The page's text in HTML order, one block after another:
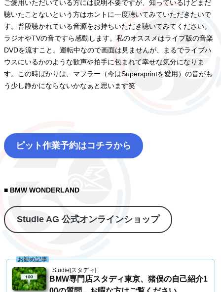
ご愛用いただいている方には説明不要ですが、知っているけどまだ
聴いたことないという方はホントに一度聴いてみていただきたいで
す。普段聴かれている音源をお持ちいただき聴いてみてください。
ラジオやTVの音ですら感動します。私のオススメはライブ版の音楽
DVDを流すこと。運転中なので画面は見ませんが、まるでライブハ
ウスにいるかのような歓声や拍手に包まれて幸せな気分になりま
す。この時ばかりは、マフラー（今はSupersprintを愛用）の音がも
う少し静かにならないかなぁと思います笑
ピット作業予約はコチラから
■ BMW WONDERLAND
Studie AG 公式オンラインショップ
Studie[スタディ]
お勧め記事
BMW専門店スタディ東京、猪俣の自己紹介1